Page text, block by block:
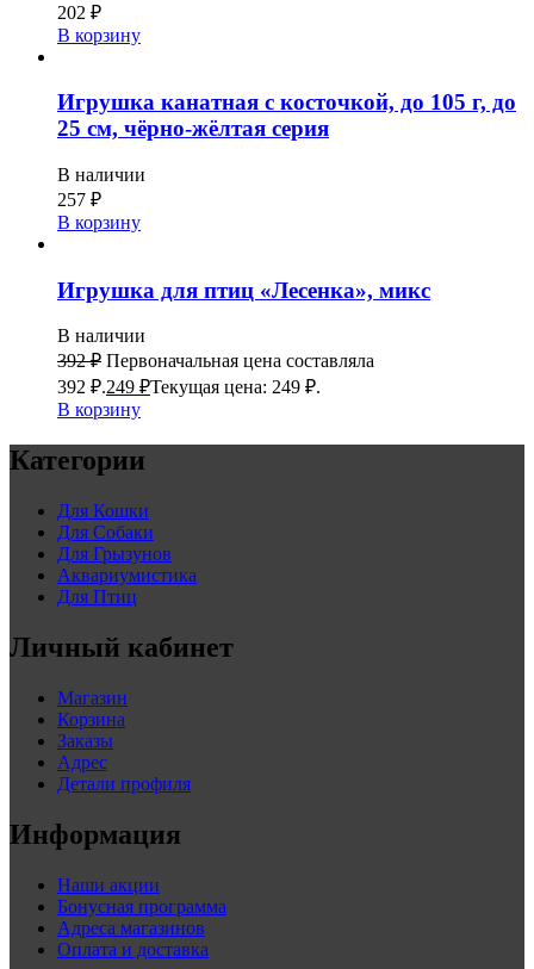
202 ₽
В корзину
Игрушка канатная с косточкой, до 105 г, до
25 см, чёрно-жёлтая серия
В наличии
257 ₽
В корзину
Игрушка для птиц «Лесенка», микс
В наличии
392₽ Первоначальная цена составляла
392 ₽.249 ₽Текущая цена: 249 ₽.
В корзину
Категории
Для Кошки
Для Собаки
Для Грызунов
Аквариумистика
Для Птиц
Личный кабинет
Магазин
Корзина
Заказы
Адрес
Детали профиля
Информация
Наши акции
Бонусная программа
Адреса магазинов
Оплата и доставка